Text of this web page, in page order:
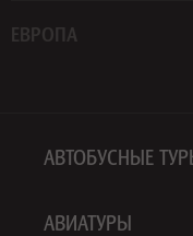
ЕВРОПА
АВТОБУСНЫЕ
АВИАТУРЫ